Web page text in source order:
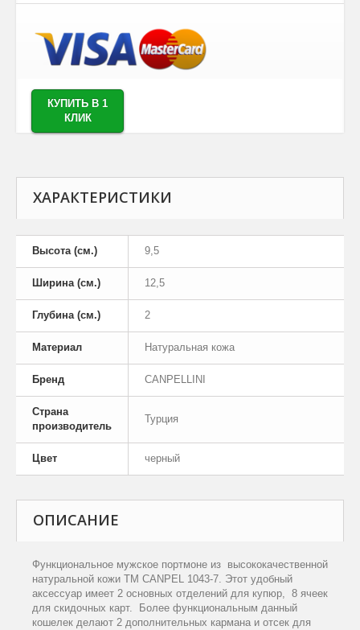
КУПИТЬ В 1
КЛИК
ХАРАКТЕРИСТИКИ
Высота (см.) 9,5
Ширина (см.) 12,5
Глубина (см.) 2
Материал Натуральная кожа
Бренд CANPELLINI
Страна
производитель
Турция
Цвет черный
ОПИСАНИЕ
Функциональное мужское портмоне из высококачественной
натуральной кожи ТМ CANPEL 1043-7. Этот удобный
аксессуар имеет 2 основных отделений для купюр, 8 ячеек
для скидочных карт.
Более функциональным данный
кошелек делают 2 дополнительных кармана и отсек для